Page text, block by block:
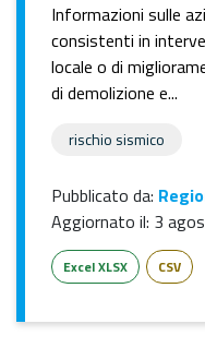
Informazioni sulle
consistenti in
locale o di
di demolizione e...
rischio sismico
Pubblicato da:
Aggiornato il: 3
Excel XLSX CSV